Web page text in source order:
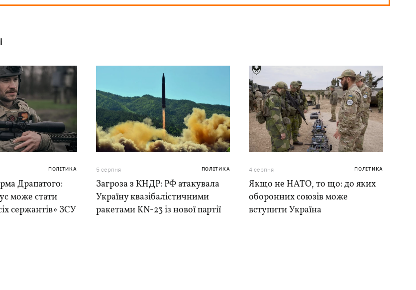
ПОЛІТИКА
Драпатого:
може стати
сержантів» ЗСУ
5 серпня ПОЛІТИКА
Загроза з КНДР: РФ атакувала
Україну квазібалістичними
ракетами KN-23 із нової партії
4 серпня ПОЛІТИКА
Якщо не НАТО, то що: до яких
оборонних союзів може
вступити Україна